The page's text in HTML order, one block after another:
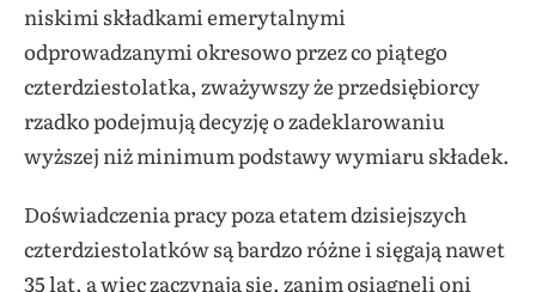
niskimi składkami emerytalnymi
odprowadzanymi okresowo przez co piątego
czterdziestolatka, zważywszy że przedsiębiorcy
rzadko podejmują decyzję o zadeklarowaniu
wyższej niż minimum podstawy wymiaru składek.
Doświadczenia pracy poza etatem dzisiejszych
czterdziestolatków są bardzo różne i sięgają nawet
35 lat, a więc zaczynają się, zanim osiągnęli oni